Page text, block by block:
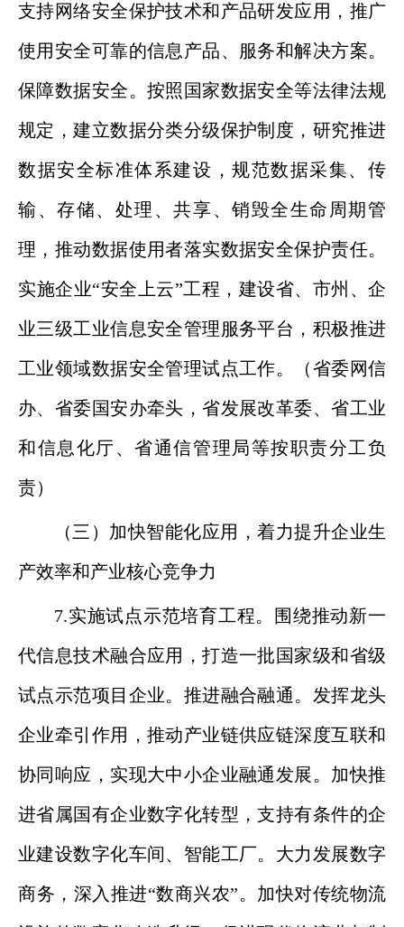
支持网络安全保护技术和产品研发应用，推广
使用安全可靠的信息产品、服务和解决方案。
保障数据安全。按照国家数据安全等法律法规
规定，建立数据分类分级保护制度，研究推进
数据安全标准体系建设，规范数据采集、传
输、存储、处理、共享、销毁全生命周期管
理，推动数据使用者落实数据安全保护责任。
实施企业“安全上云”工程，建设省、市州、企
业三级工业信息安全管理服务平台，积极推进
工业领域数据安全管理试点工作。（省委网信
办、省委国安办牵头，省发展改革委、省工业
和信息化厅、省通信管理局等按职责分工负
责）
（三）加快智能化应用，着力提升企业生
产效率和产业核心竞争力
7.实施试点示范培育工程。围绕推动新一
代信息技术融合应用，打造一批国家级和省级
试点示范项目企业。推进融合融通。发挥龙头
企业牵引作用，推动产业链供应链深度互联和
协同响应，实现大中小企业融通发展。加快推
进省属国有企业数字化转型，支持有条件的企
业建设数字化车间、智能工厂。大力发展数字
商务，深入推进“数商兴农”。加快对传统物流